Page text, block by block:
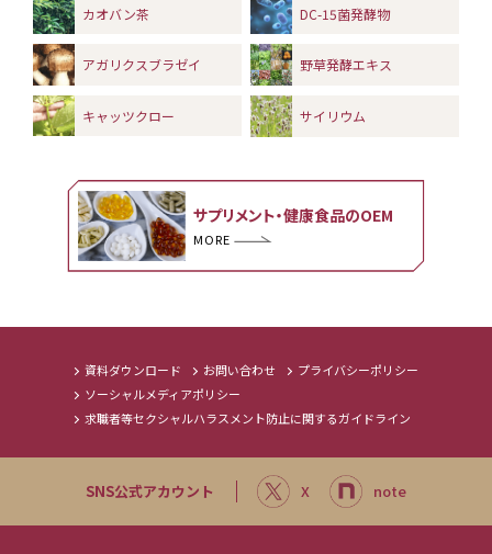
カオバン茶 DC-15菌発酵物
アガリクスブラゼイ 野草発酵エキス
キャッツクロー サイリウム
サプリメント・健康食品のOEM
MORE
資料ダウンロード お問い合わせ
プライバシーポリシー
ソーシャルメディアポリシー
求職者等セクシャルハラスメント防止に関するガイドライン
SNS公式アカウント X note